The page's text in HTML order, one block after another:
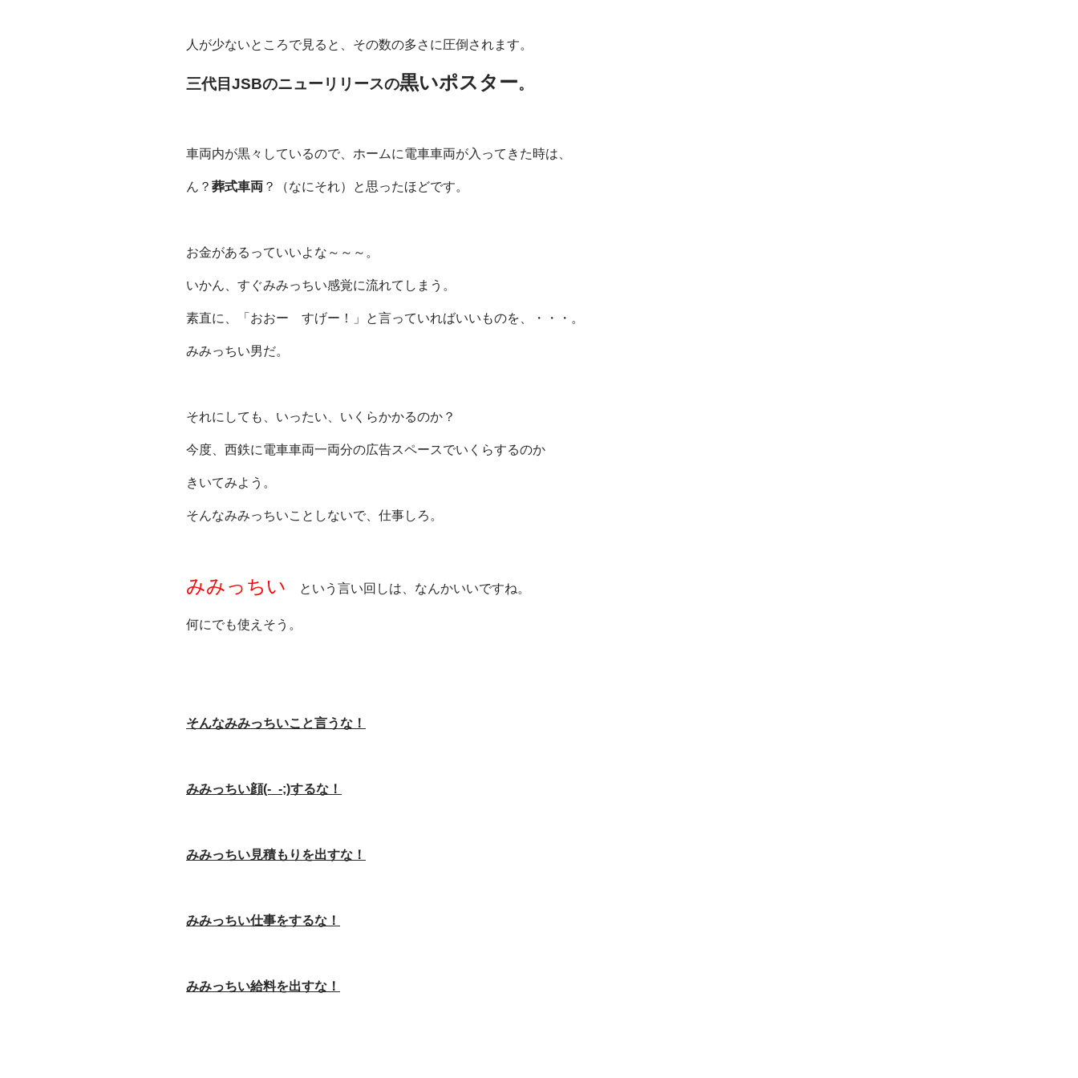
人が少ないところで見ると、その数の多さに圧倒されます。
三代目JSBのニューリリースの黒いポスター。
車両内が黒々しているので、ホームに電車車両が入ってきた時は、
ん？ 葬式車両 ？（なにそれ）と思ったほどです。
お金があるっていいよな～～～。
いかん、すぐみみっちい感覚に流れてしまう。
素直に、「おおー すげー！」と言っていればいいものを、・・・。
みみっちい男だ。
それにしても、いったい、いくらかかるのか？
今度、西鉄に電車車両一両分の広告スペースでいくらするのか
きいてみよう。
そんなみみっちいことしないで、仕事しろ。
みみっちい という言い回しは、なんかいいですね。
何にでも使えそう。
そんなみみっちいこと言うな！
みみっちい顔(-_-;)するな！
みみっちい見積もりを出すな！
みみっちい仕事をするな！
みみっちい給料を出すな！